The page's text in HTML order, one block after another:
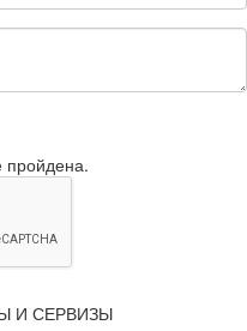
пройдена.
И СЕРВИЗЫ